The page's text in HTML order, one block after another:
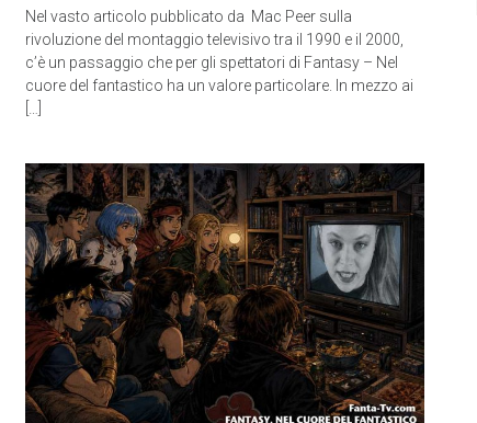
Nel vasto articolo pubblicato da Mac Peer sulla
rivoluzione del montaggio televisivo tra il 1990 e il 2000,
c’è un passaggio che per gli spettatori di Fantasy – Nel
cuore del fantastico ha un valore particolare. In mezzo ai
[…]